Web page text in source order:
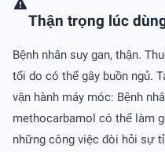
Thận trọng lúc
Bệnh nhân suy gan, thận.
tối do có thể gây buồn ngủ.
vận hành máy móc: Bệnh
methocarbamol có thể làm
những công việc đòi hỏi sự